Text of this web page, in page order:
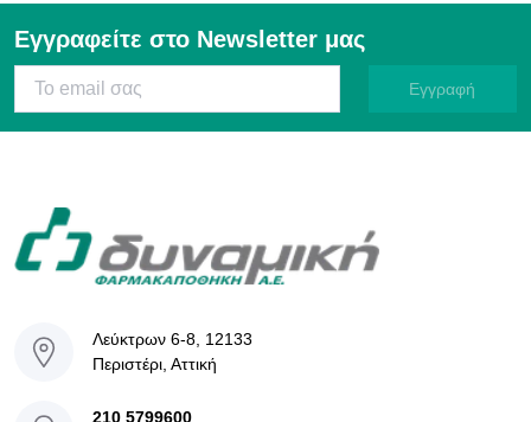
Εγγραφείτε στο Newsletter μας
Εγγραφή
Λεύκτρων 6-8, 12133
Περιστέρι, Αττική
210 5799600